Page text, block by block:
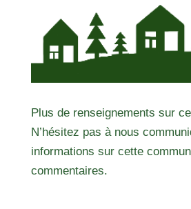
Plus de renseignements sur
N’hésitez pas à nous
informations sur cette
commentaires.